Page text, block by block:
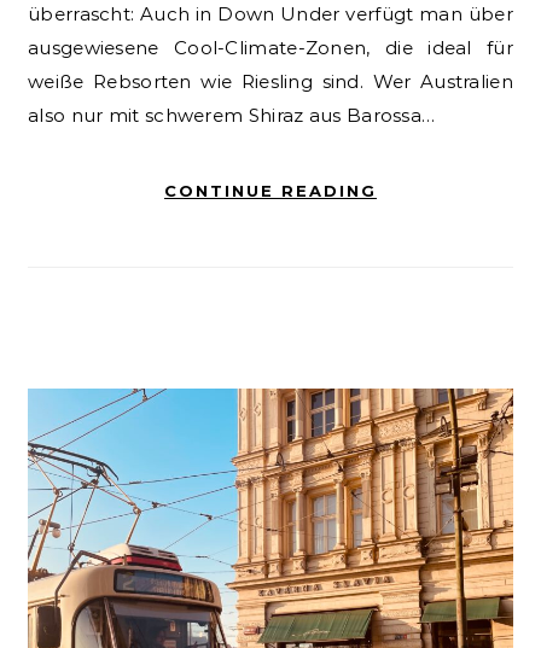
überrascht: Auch in Down Under verfügt man über
ausgewiesene Cool-Climate-Zonen, die ideal für
weiße Rebsorten wie Riesling sind. Wer Australien
also nur mit schwerem Shiraz aus Barossa…
CONTINUE READING